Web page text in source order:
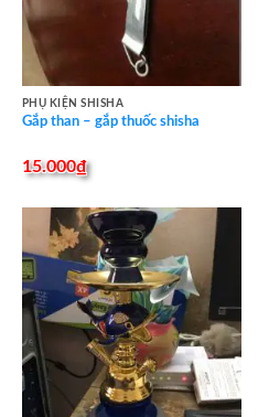
PHỤ KIỆN SHISHA
Gắp than – gắp thuốc shisha
15.000₫